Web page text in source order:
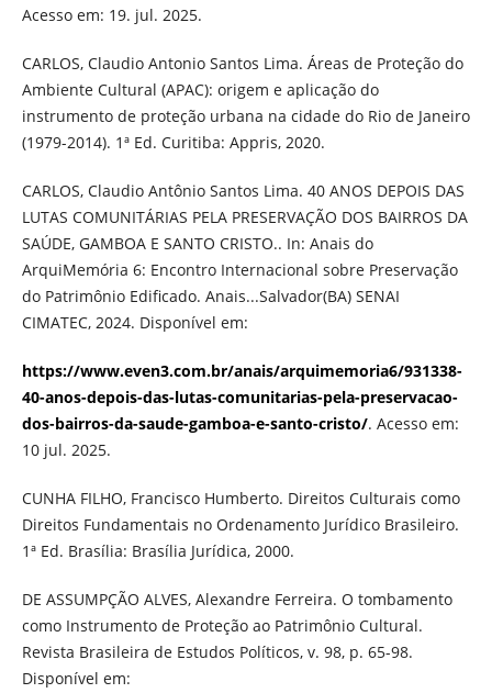
Acesso em: 19. jul. 2025.
CARLOS, Claudio Antonio Santos Lima. Áreas de Proteção do
Ambiente Cultural (APAC): origem e aplicação do
instrumento de proteção urbana na cidade do Rio de Janeiro
(1979-2014). 1ª Ed. Curitiba: Appris, 2020.
CARLOS, Claudio Antônio Santos Lima. 40 ANOS DEPOIS DAS
LUTAS COMUNITÁRIAS PELA PRESERVAÇÃO DOS BAIRROS DA
SAÚDE, GAMBOA E SANTO CRISTO.. In: Anais do
ArquiMemória 6: Encontro Internacional sobre Preservação
do Patrimônio Edificado. Anais...Salvador(BA) SENAI
CIMATEC, 2024. Disponível em:
https://www.even3.com.br/anais/arquimemoria6/931338-
40-anos-depois-das-lutas-comunitarias-pela-preservacao-
dos-bairros-da-saude-gamboa-e-santo-cristo/. Acesso em:
10 jul. 2025.
CUNHA FILHO, Francisco Humberto. Direitos Culturais como
Direitos Fundamentais no Ordenamento Jurídico Brasileiro.
1ª Ed. Brasília: Brasília Jurídica, 2000.
DE ASSUMPÇÃO ALVES, Alexandre Ferreira. O tombamento
como Instrumento de Proteção ao Patrimônio Cultural.
Revista Brasileira de Estudos Políticos, v. 98, p. 65-98.
Disponível em: